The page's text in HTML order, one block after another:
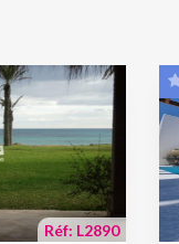
Réf: L2890